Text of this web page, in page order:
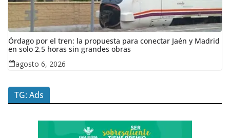
Órdago por el tren: la propuesta para conectar Jaén y Madrid
en solo 2,5 horas sin grandes obras
agosto 6, 2026
TG: Ads